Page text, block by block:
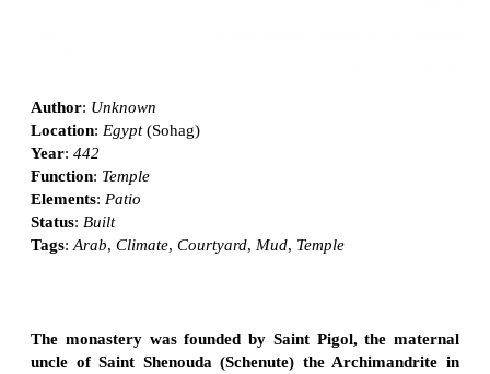
Author: Unknown
Location: Egypt(Sohag)
Year: 442
Function: Temple
Elements: Patio
Status: Built
Tags: Arab, Climate, Courtyard, Mud, Temple
The monastery was founded by Saint Pigol, the maternal
uncle of Saint Shenouda (Schenute) the Archimandrite in